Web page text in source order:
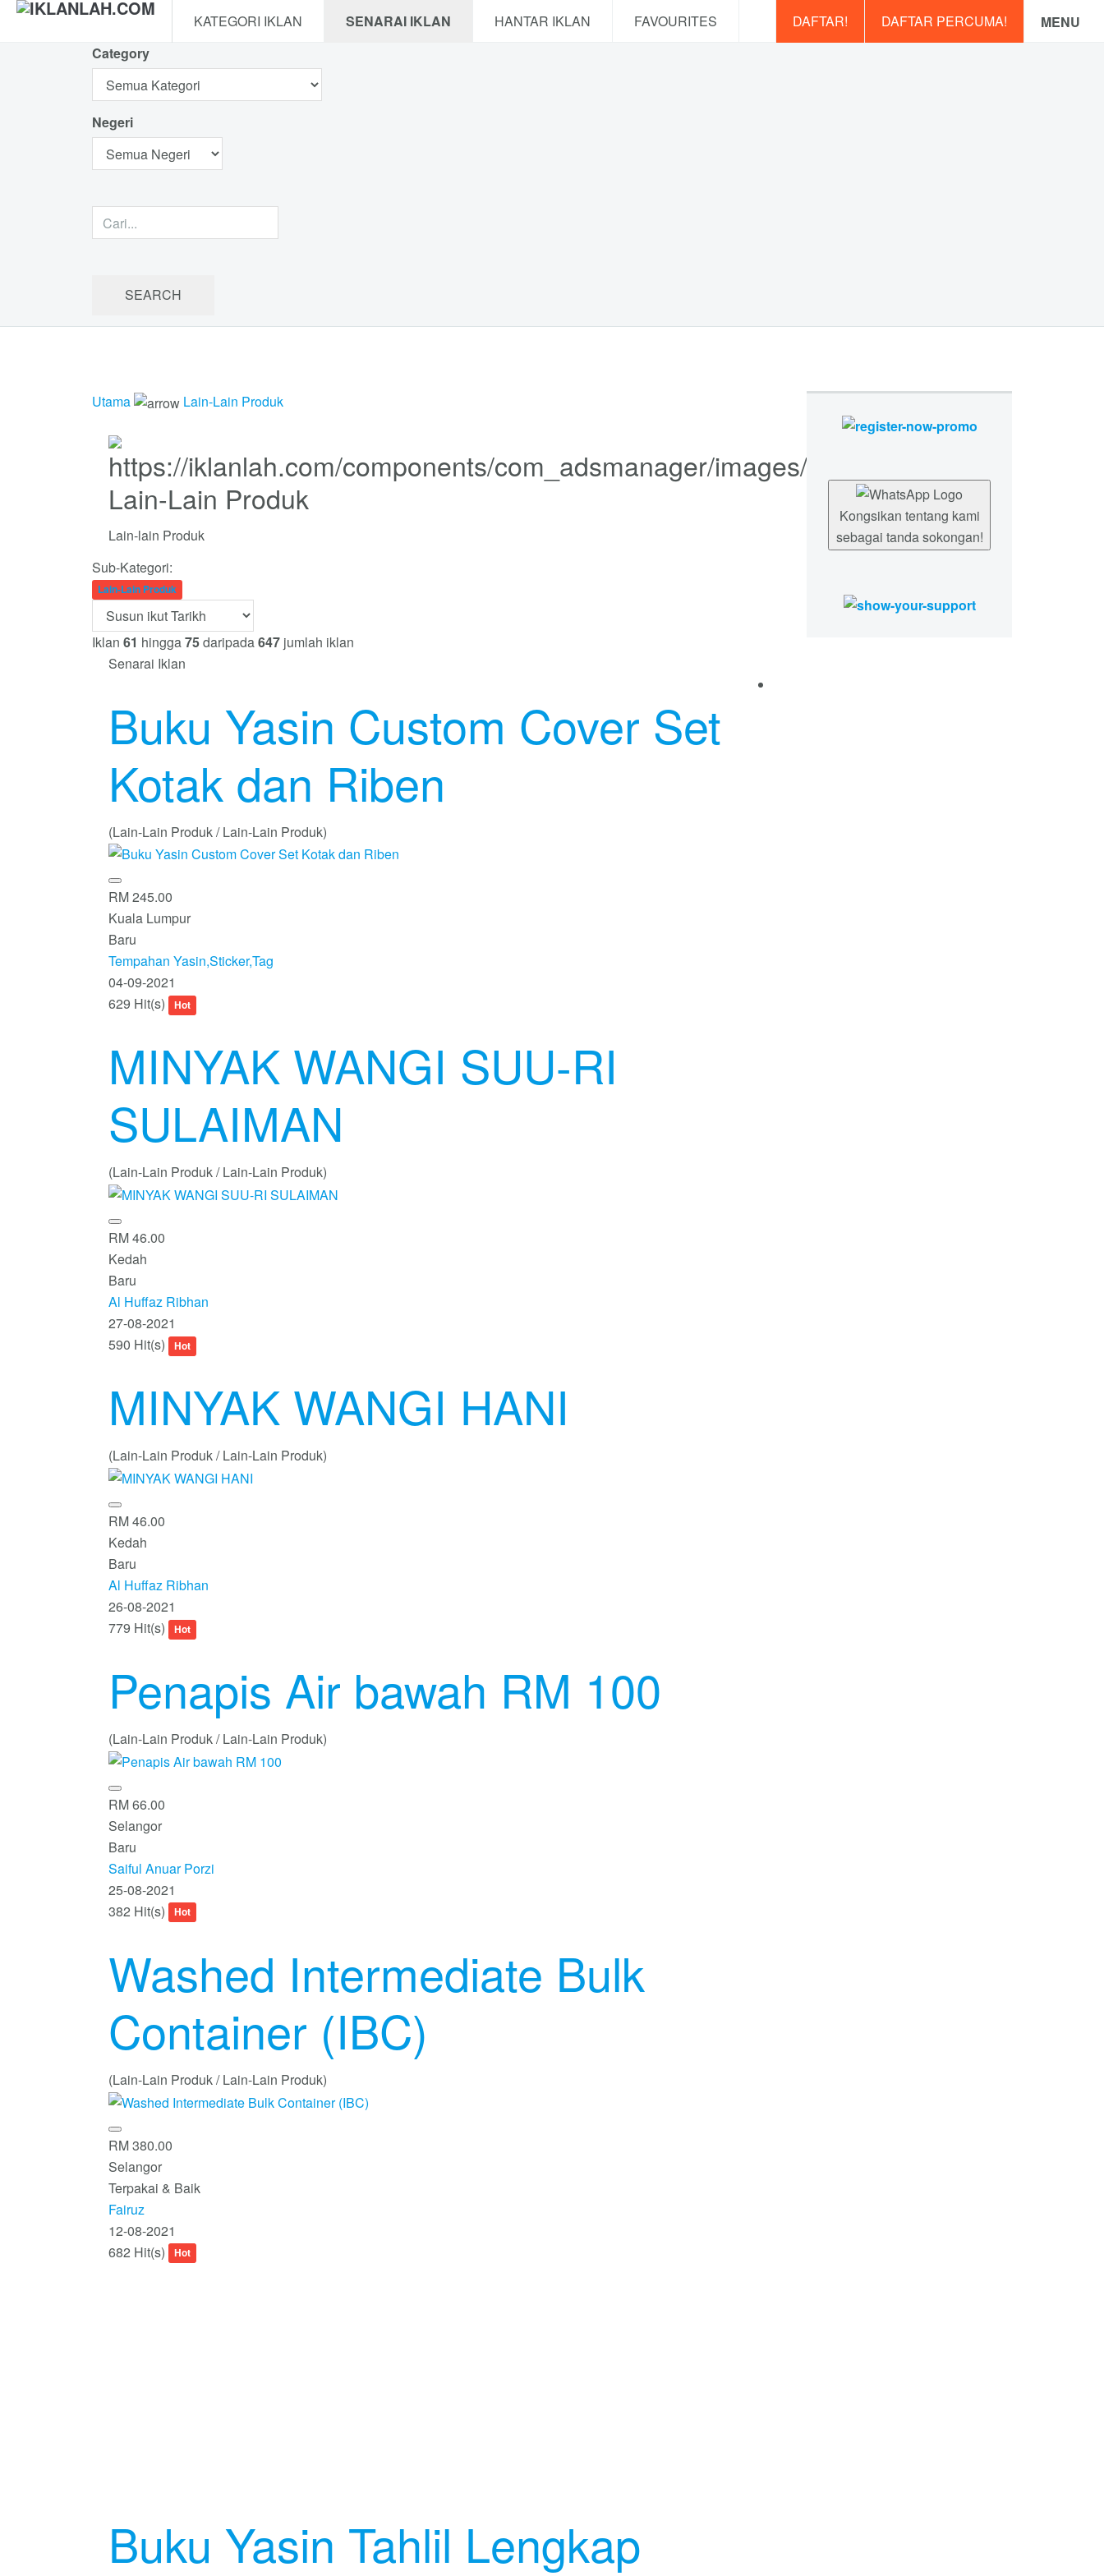
KATEGORI IKLAN SENARAI IKLAN HANTAR IKLAN FAVOURITES MENU
DAFTAR PERCUMA!
DAFTAR!
Category
Negeri
Utama Lain-Lain Produk
Lain-Lain Produk
Lain-lain Produk
Sub-Kategori:
Lain-Lain Produk
Iklan 61 hingga75daripada647 jumlah iklan
Senarai Iklan
Buku Yasin Custom Cover Set
Kotak dan Riben
(Lain-Lain Produk / Lain-Lain Produk)
RM 245.00
Kuala Lumpur
Baru
Tempahan Yasin,Sticker,Tag
04-09-2021
629 Hit(s)
Hot
MINYAK WANGI SUU-RI
SULAIMAN
(Lain-Lain Produk / Lain-Lain Produk)
RM 46.00
Kedah
Baru
Al Huffaz Ribhan
27-08-2021
590 Hit(s)
Hot
MINYAK WANGI HANI
(Lain-Lain Produk / Lain-Lain Produk)
RM 46.00
Kedah
Baru
Al Huffaz Ribhan
26-08-2021
779 Hit(s)
Hot
Penapis Air bawah RM 100
(Lain-Lain Produk / Lain-Lain Produk)
RM 66.00
Selangor
Baru
Saiful Anuar Porzi
25-08-2021
382 Hit(s)
Hot
Washed Intermediate Bulk
Container (IBC)
(Lain-Lain Produk / Lain-Lain Produk)
RM 380.00
Selangor
Terpakai & Baik
Fairuz
12-08-2021
682 Hit(s)
Hot
Buku Yasin Tahlil Lengkap
Kongsikan tentang kami
sebagai tanda sokongan!